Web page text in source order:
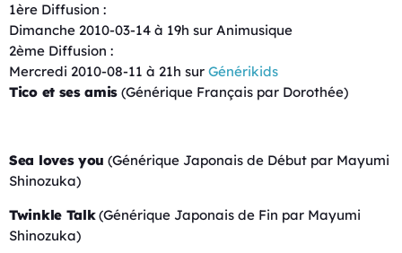
1ère Diffusion :
Dimanche 2010-03-14 à 19h sur Animusique
2ème Diffusion :
Mercredi 2010-08-11 à 21h sur Générikids
Tico et ses amis (Générique Français par Dorothée)
Sea loves you (Générique Japonais de Début par Mayumi
Shinozuka)
Twinkle Talk(Générique Japonais de Fin par Mayumi
Shinozuka)